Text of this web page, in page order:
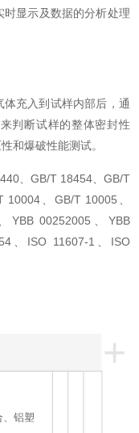
显示及数据的分析处理
充入到试样内部后，通
判断试样的整体密封性
和爆破性能测试。
、GB/T 18454、GB/T
、GB/T 10005、
YBB 00252005、YBB
、ISO 11607-1、ISO
+
、铝塑